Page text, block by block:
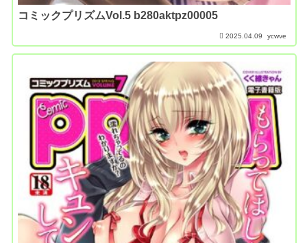
コミックプリズムVol.5 b280aktpz00005
2025.04.09 ycwve